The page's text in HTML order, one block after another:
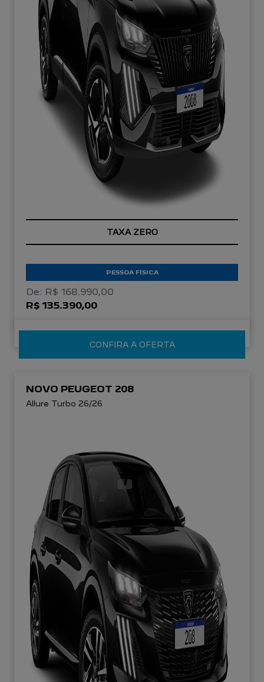
TAXA ZERO
PESSOA FÍSICA
De: R$ 168.990,00
R$ 135.390,00
CONFIRA A OFERTA
NOVO PEUGEOT 208
Allure Turbo 26/26